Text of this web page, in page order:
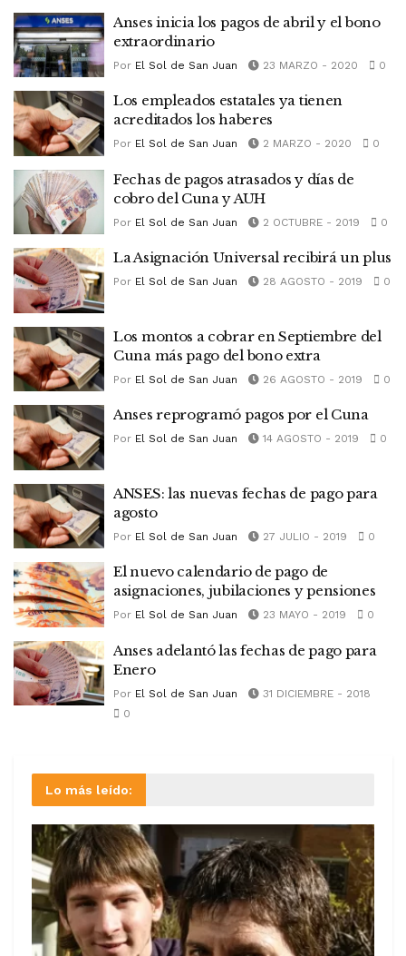
Anses inicia los pagos de abril y el bono
extraordinario
Por El Sol de San Juan 23 MARZO - 2020 0
Los empleados estatales ya tienen
acreditados los haberes
Por El Sol de San Juan 2 MARZO - 2020 0
Fechas de pagos atrasados y días de
cobro del Cuna y AUH
Por El Sol de San Juan 2 OCTUBRE - 2019 0
La Asignación Universal recibirá un plus
Por El Sol de San Juan 28 AGOSTO - 2019 0
Los montos a cobrar en Septiembre del
Cuna más pago del bono extra
Por El Sol de San Juan 26 AGOSTO - 2019 0
Anses reprogramó pagos por el Cuna
Por El Sol de San Juan 14 AGOSTO - 2019 0
ANSES: las nuevas fechas de pago para
agosto
Por El Sol de San Juan 27 JULIO - 2019 0
El nuevo calendario de pago de
asignaciones, jubilaciones y pensiones
Por El Sol de San Juan 23 MAYO - 2019 0
Anses adelantó las fechas de pago para
Enero
Por El Sol de San Juan
31 DICIEMBRE - 2018
0
Lo más leído: